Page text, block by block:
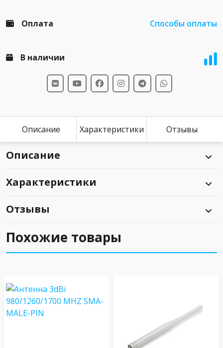
Оплата Способы оплаты
В наличии
Описание Характеристики Отзывы
Описание
Характеристики
Отзывы
Похожие товары